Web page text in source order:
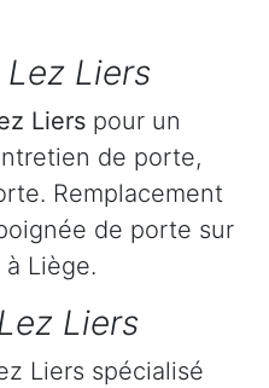
Liers
Liers pour un
de porte,
Remplacement
de porte sur
Liège.
Liers
Liers spécialisé